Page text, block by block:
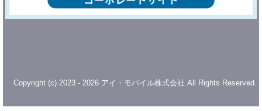
Copyright (c) 2023 - 2026 アイ・モバイル株式会社 All Rights Reserved.